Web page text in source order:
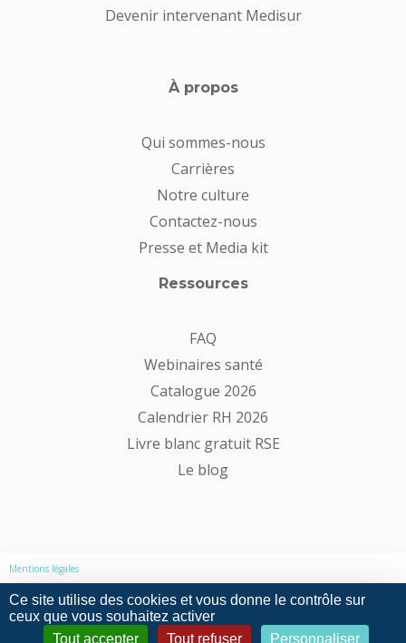
Devenir intervenant Medisur
À propos
Qui sommes-nous
Carrières
Notre culture
Contactez-nous
Presse et Media kit
Ressources
FAQ
Webinaires santé
Catalogue 2026
Calendrier RH 2026
Livre blanc gratuit RSE
Le blog
Mentions légales
Politique de confidentialité
Ce site utilise des cookies et vous donne le contrôle sur
ceux que vous souhaitez activer
Tout accepter
Tout refuser Personnaliser